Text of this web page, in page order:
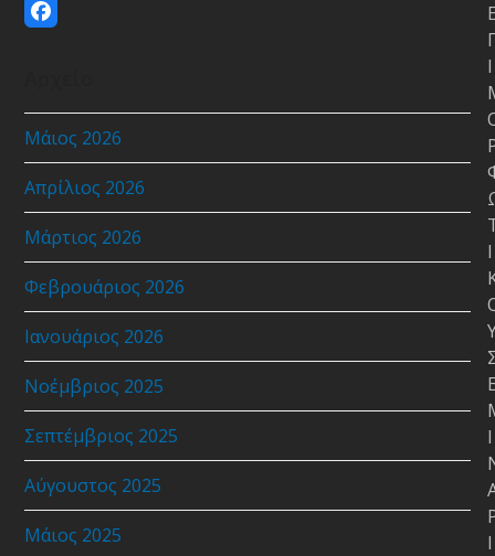
Facebook
Μάιος 2026
Απρίλιος 2026
Μάρτιος 2026
Φεβρουάριος 2026
Ιανουάριος 2026
Νοέμβριος 2025
Σεπτέμβριος 2025
Αύγουστος 2025
Μάιος 2025
Ι
Ι
Ι
Ι